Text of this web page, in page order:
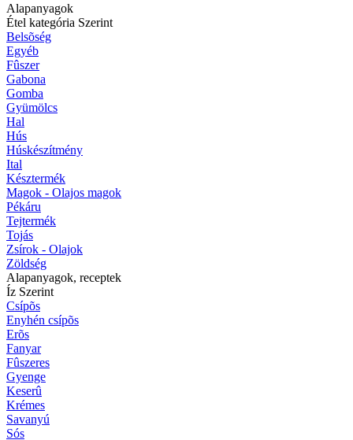
Alapanyagok
Étel kategória Szerint
Belsõség
Egyéb
Fûszer
Gabona
Gomba
Gyümölcs
Hal
Hús
Húskészítmény
Ital
Késztermék
Magok - Olajos magok
Pékáru
Tejtermék
Tojás
Zsírok - Olajok
Zöldség
Alapanyagok, receptek
Íz Szerint
Csípõs
Enyhén csípõs
Erõs
Fanyar
Fûszeres
Gyenge
Keserû
Krémes
Savanyú
Sós